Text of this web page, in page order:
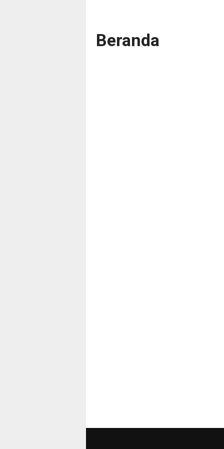
Beranda